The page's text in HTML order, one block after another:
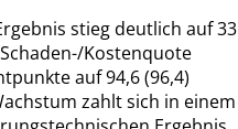
stieg deutlich auf 33
Kostenquote
auf 94,6 (96,4)
zahlt sich in einem